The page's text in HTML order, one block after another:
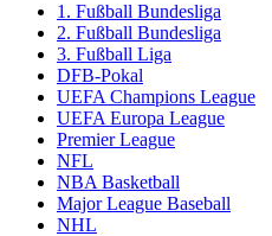
1. Fußball Bundesliga
2. Fußball Bundesliga
3. Fußball Liga
DFB-Pokal
UEFA Champions League
UEFA Europa League
Premier League
NFL
NBA Basketball
Major League Baseball
NHL